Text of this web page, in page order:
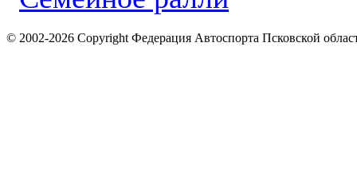
© 2002-2026 Copyright Федерация Автоспорта Псковской